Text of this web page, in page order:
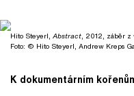
Hito Steyerl, Abstract, 2012, záběr z
Foto: © Hito Steyerl, Andrew Kreps
K dokumentárním kořenů